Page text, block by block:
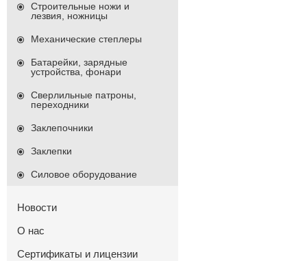
Строительные ножи и
лезвия, ножницы
Механические степлеры
Батарейки, зарядные
устройства, фонари
Сверлильные патроны,
переходники
Заклепочники
Заклепки
Силовое оборудование
Новости
О нас
Сертификаты и лицензии